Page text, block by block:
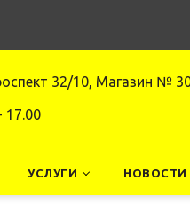
32/10, Магазин №
17.00
УСЛУГИ НОВОСТИ